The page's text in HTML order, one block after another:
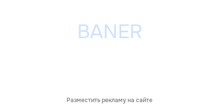
Разместить рекламу на сайте